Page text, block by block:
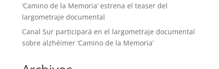
‘Camino de la Memoria’ estrena el teaser del
largometraje documental
Canal Sur participará en el largometraje documental
sobre alzhéimer ‘Camino de la Memoria’